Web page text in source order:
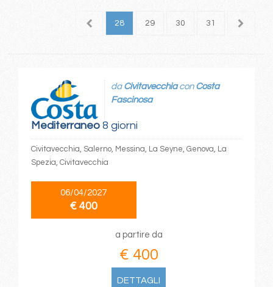
27 28 29 30 31 32
Mediterraneo8 giorni
da Civitavecchiacon Costa
Fascinosa
Civitavecchia, Salerno, Messina, La Seyne, Genova, La
Spezia, Civitavecchia
06/04/2027
€ 400
a partire da
€ 400
DETTAGLI